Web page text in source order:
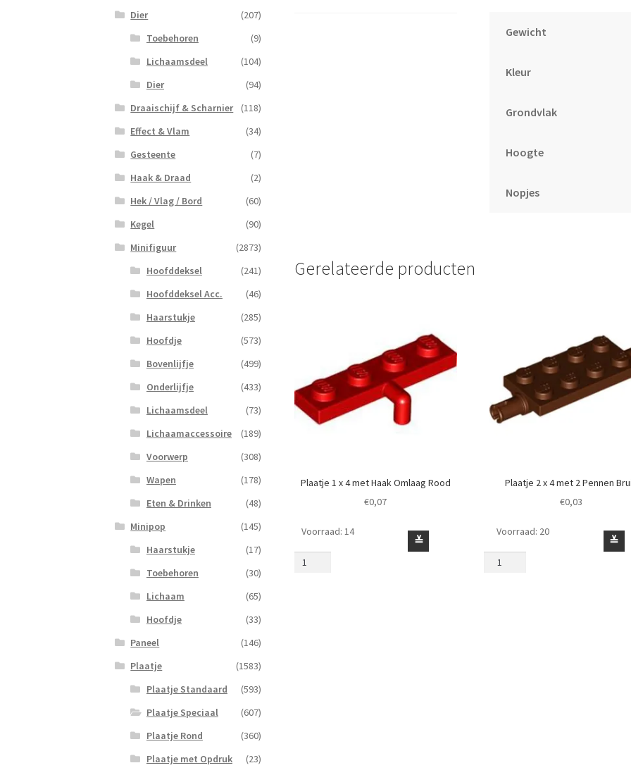
Gewicht
Kleur
Grondvlak
Hoogte
Nopjes
Gerelateerde producten
Plaatje 1 x 4 met Haak Omlaag Rood
€0,07
Plaatje
1
≚
Voorraad: 14
Plaatje 2 x 4 met 2 Pennen
€0,03
Plaatje
2
≚
Voorraad: 20
Dier
(207)
Toebehoren
(9)
Lichaamsdeel
(104)
Dier
(94)
Draaischijf & Scharnier
(118)
Effect & Vlam
(34)
Gesteente
(7)
Haak & Draad
(2)
Hek / Vlag / Bord
(60)
Kegel
(90)
Minifiguur
(2873)
Hoofddeksel
(241)
Hoofddeksel Acc.
(46)
Haarstukje
(285)
Hoofdje
(573)
Bovenlijfje
(499)
Onderlijfje
(433)
Lichaamsdeel
(73)
Lichaamaccessoire
(189)
Voorwerp
(308)
Wapen
(178)
Eten & Drinken
(48)
Minipop
(145)
Haarstukje
(17)
Toebehoren
(30)
Lichaam
(65)
Hoofdje
(33)
Paneel
(146)
Plaatje
(1583)
Plaatje Standaard
(593)
Plaatje Speciaal
(607)
Plaatje Rond
(360)
Plaatje met Opdruk
(23)